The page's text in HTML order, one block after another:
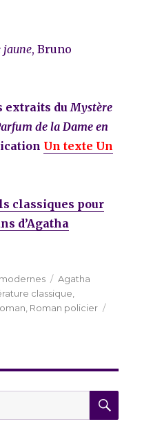
jaune, Bruno
extraits duMystère
de la Dame en
Un texte Un
classiques pour
d’Agatha
Étiquettes
Agatha
classique
Roman policier